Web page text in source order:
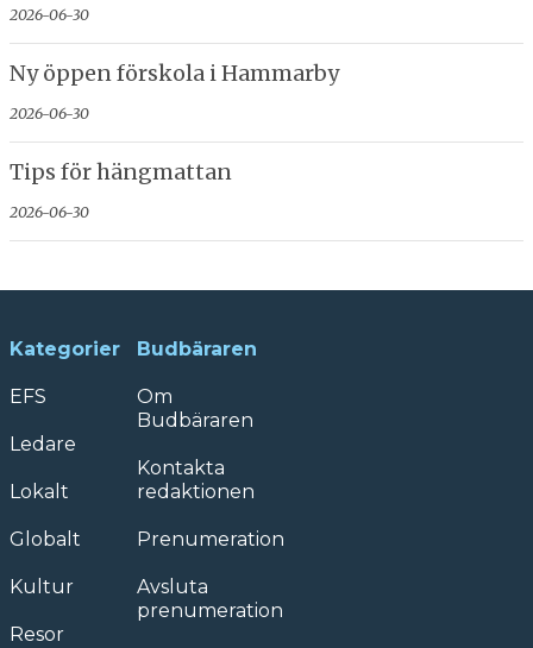
2026-06-30
Ny öppen förskola i Hammarby
2026-06-30
Tips för hängmattan
2026-06-30
Kategorier
EFS
Ledare
Lokalt
Globalt
Kultur
Resor
Budbäraren
Om
Budbäraren
Kontakta
redaktionen
Prenumeration
Avsluta
prenumeration